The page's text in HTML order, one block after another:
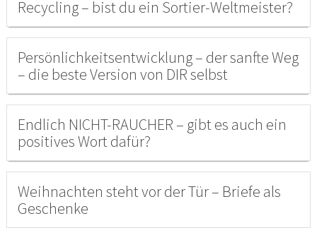
Recycling – bist du ein Sortier-Weltmeister?
Persönlichkeitsentwicklung – der sanfte Weg
– die beste Version von DIR selbst
Endlich NICHT-RAUCHER – gibt es auch ein
positives Wort dafür?
Weihnachten steht vor der Tür – Briefe als
Geschenke